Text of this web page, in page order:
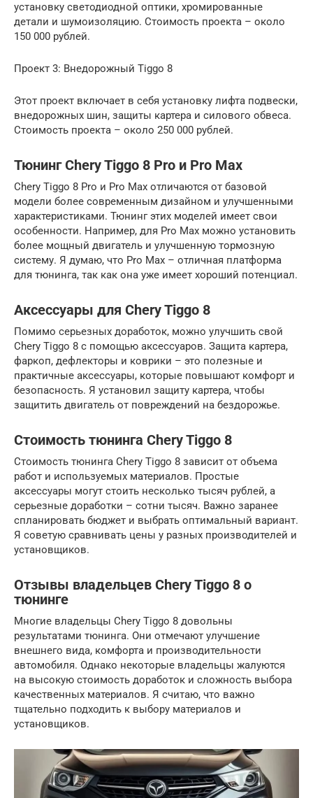
установку светодиодной оптики, хромированные
детали и шумоизоляцию. Стоимость проекта – около
150 000 рублей.
Проект 3: Внедорожный Tiggo 8
Этот проект включает в себя установку лифта подвески,
внедорожных шин, защиты картера и силового обвеса.
Стоимость проекта – около 250 000 рублей.
Тюнинг Chery Tiggo 8 Pro и Pro Max
Chery Tiggo 8 Pro и Pro Max отличаются от базовой
модели более современным дизайном и улучшенными
характеристиками. Тюнинг этих моделей имеет свои
особенности. Например, для Pro Max можно установить
более мощный двигатель и улучшенную тормозную
систему. Я думаю, что Pro Max – отличная платформа
для тюнинга, так как она уже имеет хороший потенциал.
Аксессуары для Chery Tiggo 8
Помимо серьезных доработок, можно улучшить свой
Chery Tiggo 8 с помощью аксессуаров. Защита картера,
фаркоп, дефлекторы и коврики – это полезные и
практичные аксессуары, которые повышают комфорт и
безопасность. Я установил защиту картера, чтобы
защитить двигатель от повреждений на бездорожье.
Стоимость тюнинга Chery Tiggo 8
Стоимость тюнинга Chery Tiggo 8 зависит от объема
работ и используемых материалов. Простые
аксессуары могут стоить несколько тысяч рублей, а
серьезные доработки – сотни тысяч. Важно заранее
спланировать бюджет и выбрать оптимальный вариант.
Я советую сравнивать цены у разных производителей и
установщиков.
Отзывы владельцев Chery Tiggo 8 о
тюнинге
Многие владельцы Chery Tiggo 8 довольны
результатами тюнинга. Они отмечают улучшение
внешнего вида, комфорта и производительности
автомобиля. Однако некоторые владельцы жалуются
на высокую стоимость доработок и сложность выбора
качественных материалов. Я считаю, что важно
тщательно подходить к выбору материалов и
установщиков.